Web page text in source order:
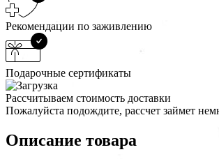
Рекомендации по заживлению
Подарочные сертификаты
Рассчитываем стоимость доставки
Пожалуйста подождите, рассчет займет
Описание товара